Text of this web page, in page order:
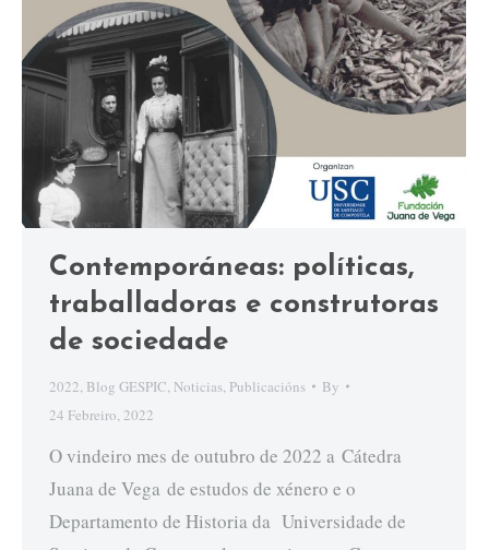
Contemporáneas: políticas,
traballadoras e construtoras
de sociedade
2022, Blog GESPIC, Noticias, Publicacións
By
24 Febreiro, 2022
O vindeiro mes de outubro de 2022 a Cátedra
Juana de Vega de estudos de xénero e o
Departamento de Historia da Universidade de